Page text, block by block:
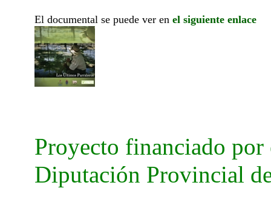
El documental se puede ver en el siguiente enlace
Proyecto financiado
Diputación Provincial